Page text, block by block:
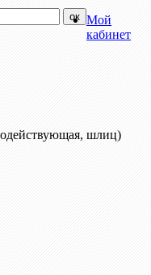
Мой
кабинет
шлиц)